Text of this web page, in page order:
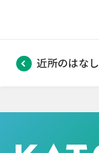
近所のはなし